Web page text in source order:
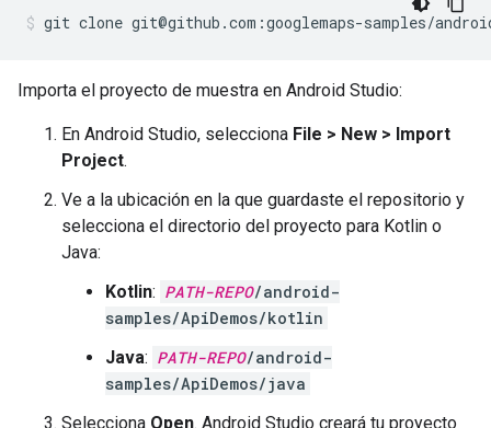
git clone git@github.com:googlemaps-samples/
Importa el proyecto de muestra en Android Studio:
En Android Studio, selecciona File > New > Import
Project.
Ve a la ubicación en la que guardaste el repositorio y
selecciona el directorio del proyecto para Kotlin o
Java:
Kotlin: PATH-REPO/android-
samples/ApiDemos/kotlin
Java: PATH-REPO/android-
samples/ApiDemos/java
Selecciona Open. Android Studio creará tu proyecto